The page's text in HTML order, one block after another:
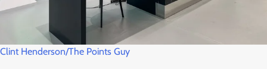
Clint Henderson/The Points Guy